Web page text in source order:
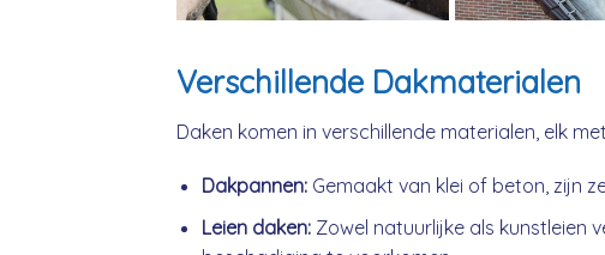
Verschillende Dakmaterialen
Daken komen in verschillende materialen, elk
Dakpannen:Gemaakt van klei of beton, zijn
Leien daken:Zowel natuurlijke als kunstleien